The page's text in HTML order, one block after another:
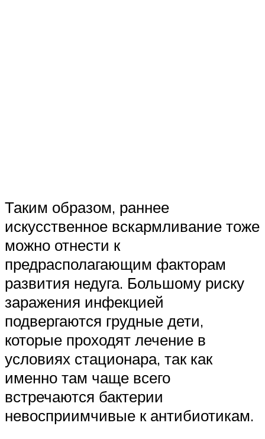
Таким образом, раннее
искусственное вскармливание тоже
можно отнести к
предрасполагающим факторам
развития недуга. Большому риску
заражения инфекцией
подвергаются грудные дети,
которые проходят лечение в
условиях стационара, так как
именно там чаще всего
встречаются бактерии
невосприимчивые к антибиотикам.